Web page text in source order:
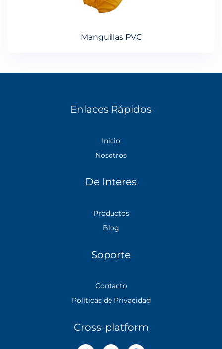
Manguillas PVC
Enlaces Rápidos
Inicio
Nosotros
De Interes
Productos
Blog
Soporte
Contacto
Políticas de Privacidad
Cross-platform